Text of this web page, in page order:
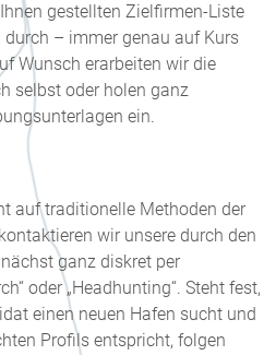
gestellten Zielfirmen-Liste
durch – immer genau auf Kurs
Wunsch erarbeiten wir die
selbst oder holen ganz
ein.
auf traditionelle Methoden der
wir unsere durch den
ganz diskret per
oder „Headhunting“. Steht fest,
einen neuen Hafen sucht und
Profils entspricht, folgen